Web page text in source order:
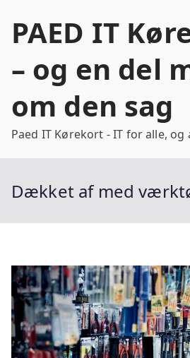
PAED IT
– og en del
om den sag
Paed IT Kørekort - IT for alle, og
Dækket af med